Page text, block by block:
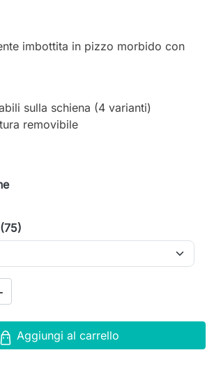
imbottita in pizzo morbido con
sulla schiena (4 varianti)
removibile
Aggiungi al carrello